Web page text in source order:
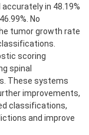
in 48.19%
No
tumor growth rate
scoring
spinal
These systems
improvements,
classifications,
and improve